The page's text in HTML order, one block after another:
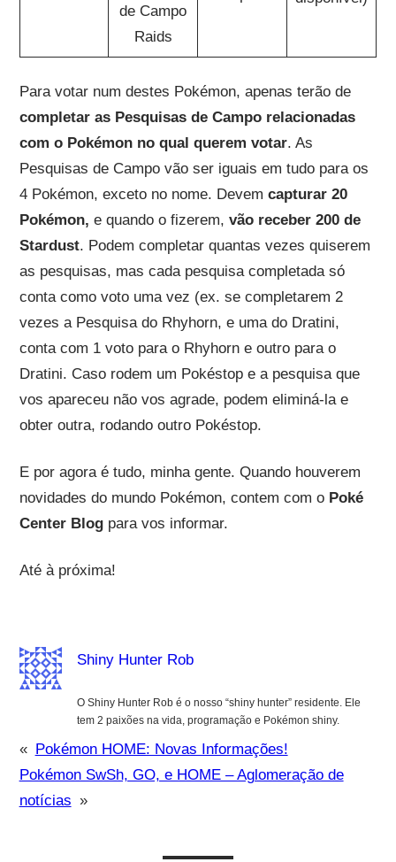
de Campo
Raids
Para votar num destes Pokémon, apenas terão de
completar as Pesquisas de Campo relacionadas
com o Pokémon no qual querem votar. As
Pesquisas de Campo vão ser iguais em tudo para os
4 Pokémon, exceto no nome. Devem capturar 20
Pokémon, e quando o fizerem, vão receber 200 de
Stardust. Podem completar quantas vezes quiserem
as pesquisas, mas cada pesquisa completada só
conta como voto uma vez (ex. se completarem 2
vezes a Pesquisa do Rhyhorn, e uma do Dratini,
conta com 1 voto para o Rhyhorn e outro para o
Dratini. Caso rodem um Pokéstop e a pesquisa que
vos apareceu não vos agrade, podem eliminá-la e
obter outra, rodando outro Pokéstop.
E por agora é tudo, minha gente. Quando houverem
novidades do mundo Pokémon, contem com o Poké
Center Blogpara vos informar.
Até à próxima!
Shiny Hunter Rob
O Shiny Hunter Rob é o nosso “shiny hunter” residente. Ele
tem 2 paixões na vida, programação e Pokémon shiny.
« Pokémon HOME: Novas Informações!
Pokémon SwSh, GO, e HOME – Aglomeração de
notícias »